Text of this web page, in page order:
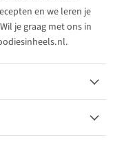
en we leren je
je graag met ons in